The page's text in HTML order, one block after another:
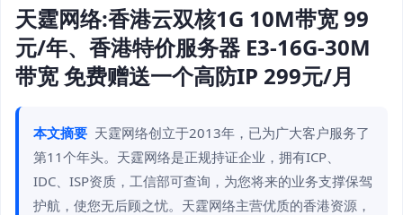
天霆网络:香港云双核1G 10M带宽 99
元/年、香港特价服务器 E3-16G-30M
带宽 免费赠送一个高防IP 299元/月
本文摘要 天霆网络创立于2013年，已为广大客户服务了
第11个年头。天霆网络是正规持证企业，拥有ICP、
IDC、ISP资质，工信部可查询，为您将来的业务支撑保驾
护航，使您无后顾之忧。天霆网络主营优质的香港资源，